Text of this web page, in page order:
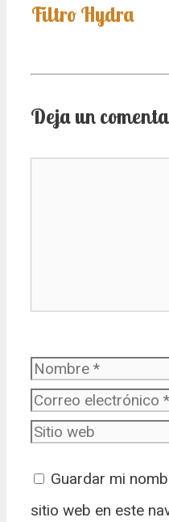
Filtro Hydra
Deja un
Nombre
Guardar mi
sitio web en este